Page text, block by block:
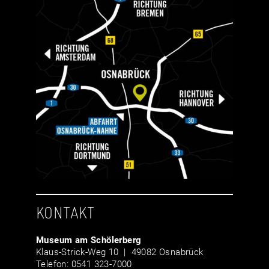
KONTAKT
Museum am Schölerberg
Klaus-Strick-Weg 10 | 49082 Osnabrück
Telefon: 0541 323-7000